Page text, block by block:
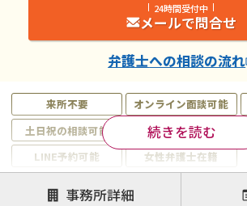
来所不要 オンライン面談可能
土日祝の相談可能
19時以降電話可能
LINE予約可能
女性弁護士在籍
注力案件
続きを読む
24時間受付中
メールで問合せ
弁護士への相談の流れ
事務所詳細